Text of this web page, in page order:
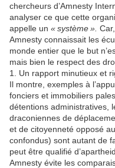
chercheurs d’Amnesty
analyser ce que cette
appelle un « système ».
Amnesty connaissait les
monde entier que le but
mais bien le respect des
1. Un rapport minutieux et
Il montre, exemples à
fonciers et immobiliers
détentions administratives,
draconiennes de
et de citoyenneté opposé
confondus) sont autant de
peut être qualifié
Amnesty évite les